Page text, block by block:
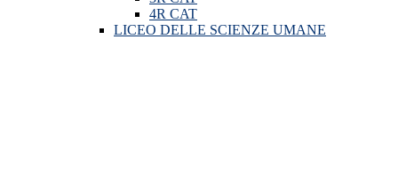
4R CAT
LICEO DELLE SCIENZE UMANE